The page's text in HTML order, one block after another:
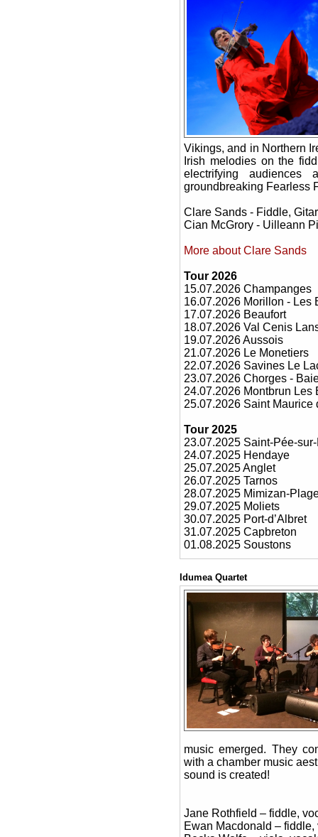
Vikings, and in Northern
Irish melodies on the
electrifying
groundbreaking Fearless
Clare Sands - Fiddle,
Cian McGrory - Uilleann
More about Clare Sands
Tour 2026
15.07.2026 Champanges
16.07.2026 Morillon - Les
17.07.2026 Beaufort
18.07.2026 Val Cenis
19.07.2026 Aussois
21.07.2026 Le Monetiers
22.07.2026 Savines Le
23.07.2026 Chorges -
24.07.2026 Montbrun Les
25.07.2026 Saint Maurice
Tour 2025
23.07.2025 Saint-Pée-
24.07.2025 Hendaye
25.07.2025 Anglet
26.07.2025 Tarnos
28.07.2025 Mimizan-
29.07.2025 Moliets
30.07.2025 Port-d’Albret
31.07.2025 Capbreton
01.08.2025 Soustons
Idumea Quartet
music emerged. They
with a chamber music
sound is created!
Jane Rothfield – fiddle,
Ewan Macdonald – fiddle,